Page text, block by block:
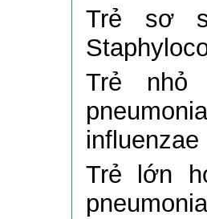
Trẻ sơ
Trẻ nhỏ
influenzae
Trẻ lớn